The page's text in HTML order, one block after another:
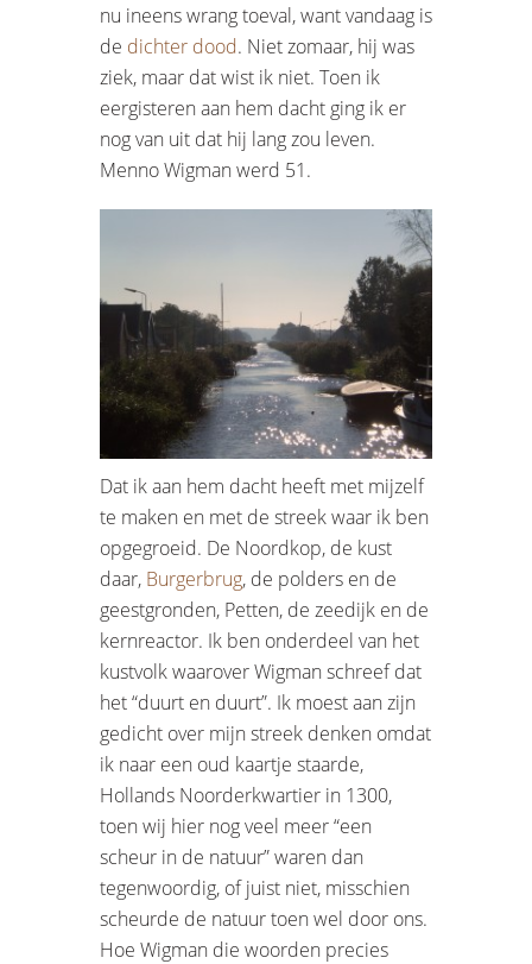
nu ineens wrang toeval, want vandaag is
de dichter dood. Niet zomaar, hij was
ziek, maar dat wist ik niet. Toen ik
eergisteren aan hem dacht ging ik er
nog van uit dat hij lang zou leven.
Menno Wigman werd 51.
Dat ik aan hem dacht heeft met mijzelf
te maken en met de streek waar ik ben
opgegroeid. De Noordkop, de kust
daar, Burgerbrug, de polders en de
geestgronden, Petten, de zeedijk en de
kernreactor. Ik ben onderdeel van het
kustvolk waarover Wigman schreef dat
het “duurt en duurt”. Ik moest aan zijn
gedicht over mijn streek denken omdat
ik naar een oud kaartje staarde,
Hollands Noorderkwartier in 1300,
toen wij hier nog veel meer “een
scheur in de natuur” waren dan
tegenwoordig, of juist niet, misschien
scheurde de natuur toen wel door ons.
Hoe Wigman die woorden precies